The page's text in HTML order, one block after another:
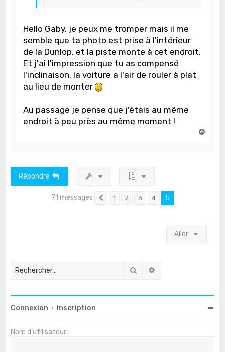
Hello Gaby, je peux me tromper mais il me
semble que ta photo est prise à l'intérieur
de la Dunlop, et la piste monte à cet endroit.
Et j'ai l'impression que tu as compensé
l'inclinaison, la voiture a l'air de rouler à plat
au lieu de monter
Au passage je pense que j'étais au même
endroit à peu près au même moment !
Répondre
71 messages Précédent
1 2 3 4 5
Aller
Rechercher
Connexion • Inscription
Nom d’utilisateur :